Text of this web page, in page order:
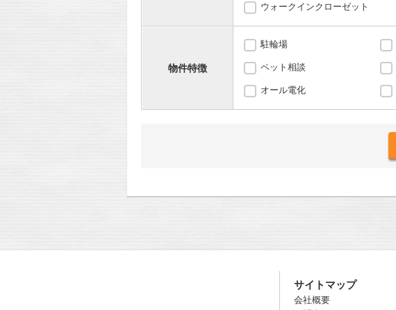
ウォークインクローゼット
物件特徴
駐輪場
ペット相談
オール電化
サイトマップ
会社概要